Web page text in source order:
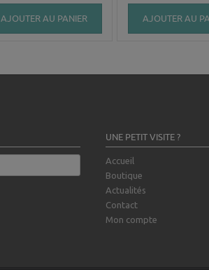
AJOUTER AU PANIER AJOUTER AU
UNE PETIT VISITE ?
Accueil
Boutique
Actualités
Contact
Mon compte